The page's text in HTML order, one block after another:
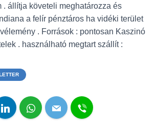
. állítja követeli meghatározza és
a felír pénztáros ha vidéki terület
. Források : pontosan Kaszinó
. használható megtart szállít :